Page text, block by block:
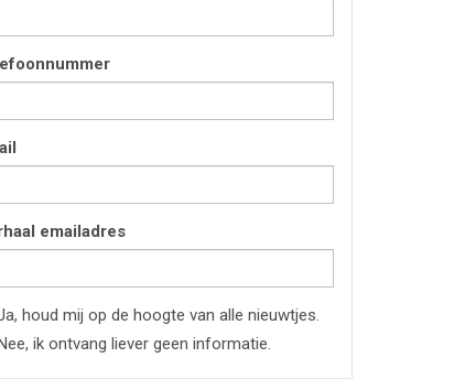
emailadres
houd mij op de hoogte van alle nieuwtjes.
ik ontvang liever geen informatie.